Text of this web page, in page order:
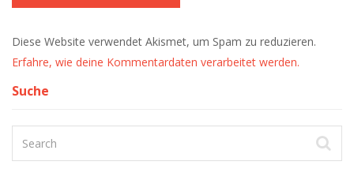
Diese Website verwendet Akismet, um Spam zu reduzieren.
Erfahre, wie deine Kommentardaten verarbeitet werden.
Suche